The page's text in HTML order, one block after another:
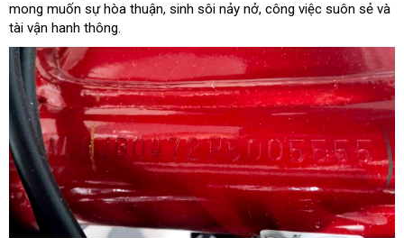
mong muốn sự hòa thuận, sinh sôi nảy nở, công việc suôn sẻ và
tài vận hanh thông.